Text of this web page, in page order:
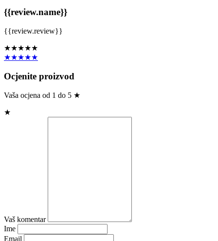
{{review.name}}
{{review.review}}
★★★★★
★★★★★
Ocjenite proizvod
Vaša ocjena od 1 do 5 ★
★
Vaš komentar
Ime
Email